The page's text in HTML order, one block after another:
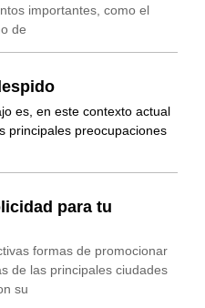
importantes, como el
de
es, en este contexto actual
principales preocupaciones
para tu
formas de promocionar
de las principales ciudades
su